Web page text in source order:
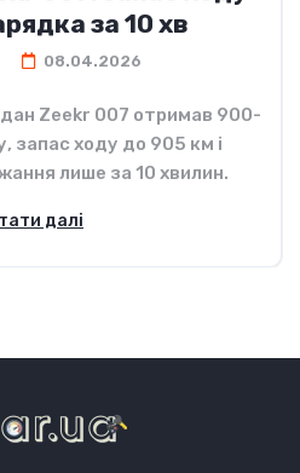
за 10 хв
08.04.2026
Zeekr 007 отримав 900-
запас ходу до 905 км і
лише за 10 хвилин.
далі